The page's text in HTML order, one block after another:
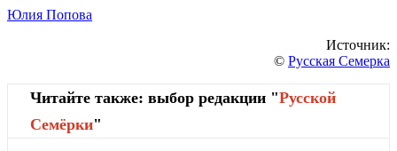
Юлия Попова
Источник:
© Русская Семерка
Читайте также: выбор редакции "Русской
Cемёрки"